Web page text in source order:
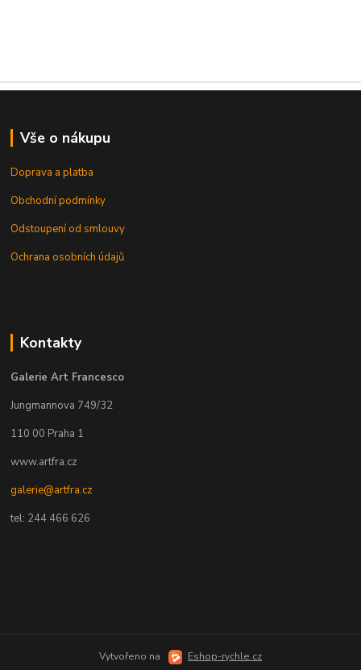
Vše o nákupu
Doprava a platba
Obchodní podmínky
Odstoupení od smlouvy
Ochrana osobních údajů
Kontakty
Galerie Art Francesco
Jungmannova 749/32
110 00 Praha 1
www.artfra.cz
galerie@artfra.cz
tel: 244 466 626
Vytvořeno na Eshop-rychle.cz